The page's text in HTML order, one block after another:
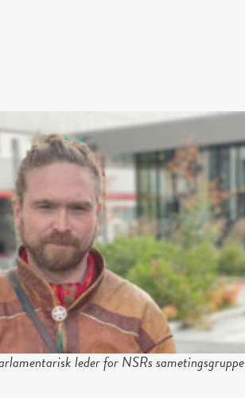
leder for NSRs sametingsgruppe